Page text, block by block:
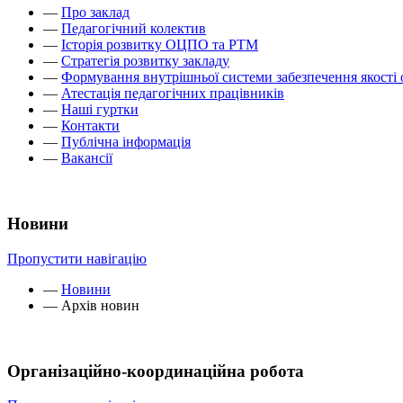
— Про заклад
— Педагогічний колектив
— Історія розвитку ОЦПО та РТМ
— Стратегія розвитку закладу
— Формування внутрішньої системи забезпечення якості
— Атестація педагогічних працівників
— Наші гуртки
— Контакти
— Публічна інформація
— Вакансії
Новини
Пропустити навігацію
— Новини
— Архів новин
Організаційно-координаційна робота